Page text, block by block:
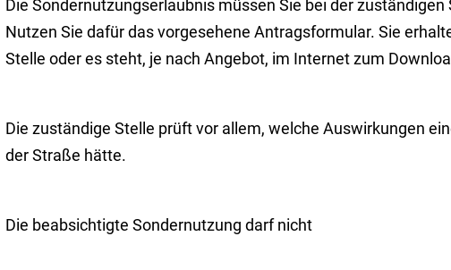
Die Sondernutzungserlaubnis müssen Sie bei der
Nutzen Sie dafür das vorgesehene Antragsformular. Sie
Stelle oder es steht, je nach Angebot, im Internet zum
Die zuständige Stelle prüft vor allem, welche Auswirkungen
der Straße hätte.
Die beabsichtigte Sondernutzung darf nicht